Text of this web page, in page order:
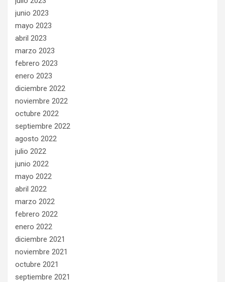
junio 2023
mayo 2023
abril 2023
marzo 2023
febrero 2023
enero 2023
diciembre 2022
noviembre 2022
octubre 2022
septiembre 2022
agosto 2022
julio 2022
junio 2022
mayo 2022
abril 2022
marzo 2022
febrero 2022
enero 2022
diciembre 2021
noviembre 2021
octubre 2021
septiembre 2021